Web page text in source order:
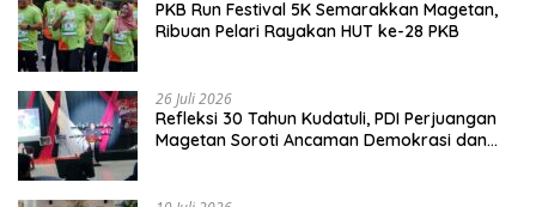
PKB Run Festival 5K Semarakkan Magetan,
Ribuan Pelari Rayakan HUT ke-28 PKB
26 Juli 2026
Refleksi 30 Tahun Kudatuli, PDI Perjuangan
Magetan Soroti Ancaman Demokrasi dan